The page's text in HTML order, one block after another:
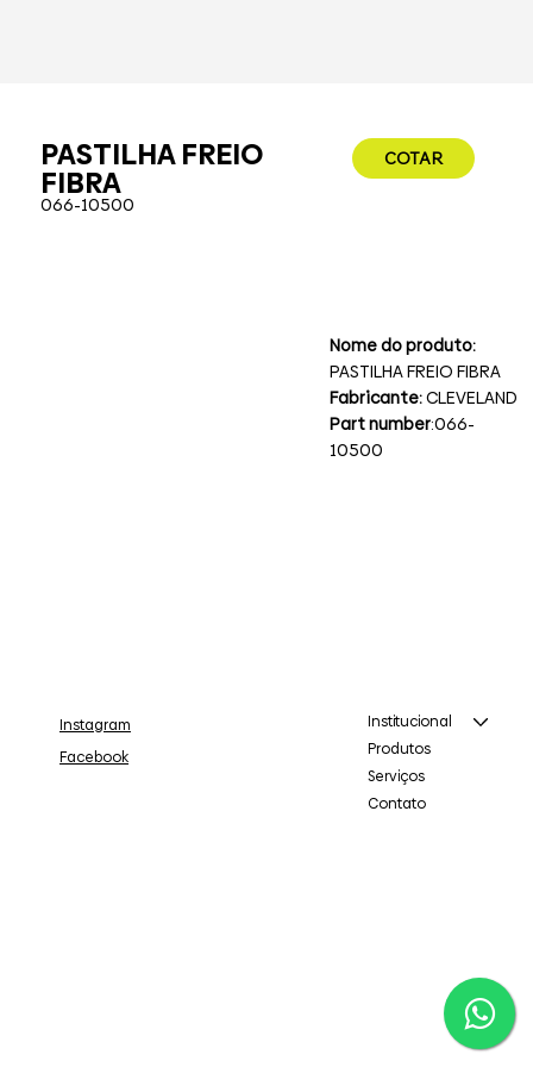
PASTILHA FREIO
FIBRA
066-10500
COTAR
Nome do produto:
PASTILHA FREIO FIBRA
Fabricante:CLEVELAND
Part number:066-
10500
Institucional
Produtos
Serviços
Contato
Instagram
Facebook